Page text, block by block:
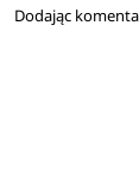
Dodając